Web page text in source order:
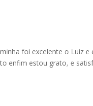
foi excelente o Luiz e
enfim estou grato, e